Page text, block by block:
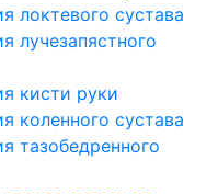
локтевого сустава
лучезапястного
кисти руки
коленного сустава
тазобедренного